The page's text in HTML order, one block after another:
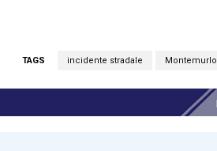
TAGS incidente stradale Montemurlo